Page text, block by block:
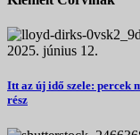
2025. június 12.
Itt az új idő szele: percek
rész